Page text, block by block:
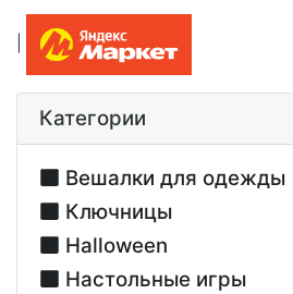
Категории
Вешалки для одежды
Ключницы
Halloween
Настольные игры